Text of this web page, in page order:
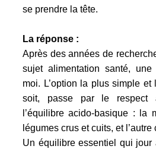
se prendre la tête.
La réponse :
Après des années de
sujet alimentation santé, une
moi. L’option la plus simple
soit, passe par le respect
l’équilibre acido-basique : la
légumes crus et cuits, et l’autre
Un équilibre essentiel qui jour